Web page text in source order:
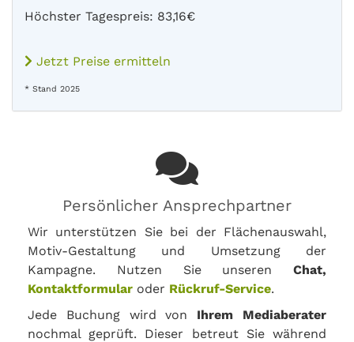
Höchster Tagespreis: 83,16€
Jetzt Preise ermitteln
* Stand 2025
Persönlicher Ansprechpartner
Wir unterstützen Sie bei der Flächenauswahl,
Motiv-Gestaltung und Umsetzung der
Kampagne. Nutzen Sie unseren Chat,
Kontaktformular oder Rückruf-Service.
Jede Buchung wird von Ihrem Mediaberater
nochmal geprüft. Dieser betreut Sie während